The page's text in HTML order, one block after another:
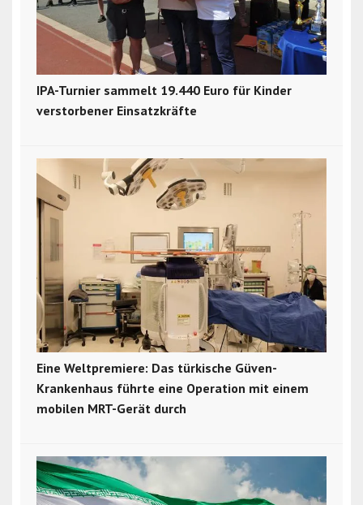
IPA-Turnier sammelt 19.440 Euro für Kinder
verstorbener Einsatzkräfte
Eine Weltpremiere: Das türkische Güven-
Krankenhaus führte eine Operation mit einem
mobilen MRT-Gerät durch